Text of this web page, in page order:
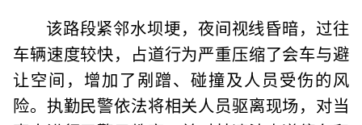
该路段紧邻水坝埂，夜间视线昏暗，过往
车辆速度较快，占道行为严重压缩了会车与避
让空间，增加了剐蹭、碰撞及人员受伤的风
险。执勤民警依法将相关人员驱离现场，对当